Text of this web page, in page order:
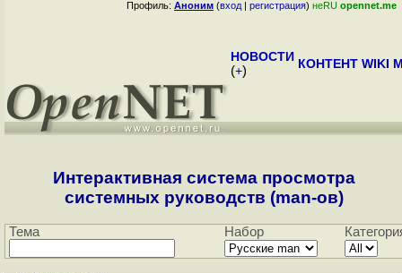
Профиль: Аноним (вход | регистрация) неRU opennet.me
НОВОСТИ
(+) КОНТЕНТ WIKI
Интерактивная система просмотра
системных руководств (man-ов)
Тема Набор